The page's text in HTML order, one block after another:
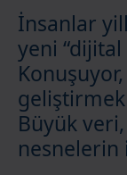
İnsanlar
yeni̇
Büyük